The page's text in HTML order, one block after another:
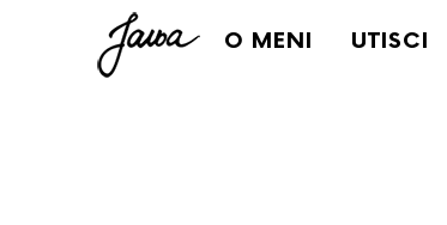
O MENI UTISCI
Janja